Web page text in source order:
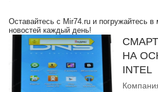
Оставайтесь с Mir74.ru и погружайтесь
новостей каждый день!
НА
INTEL